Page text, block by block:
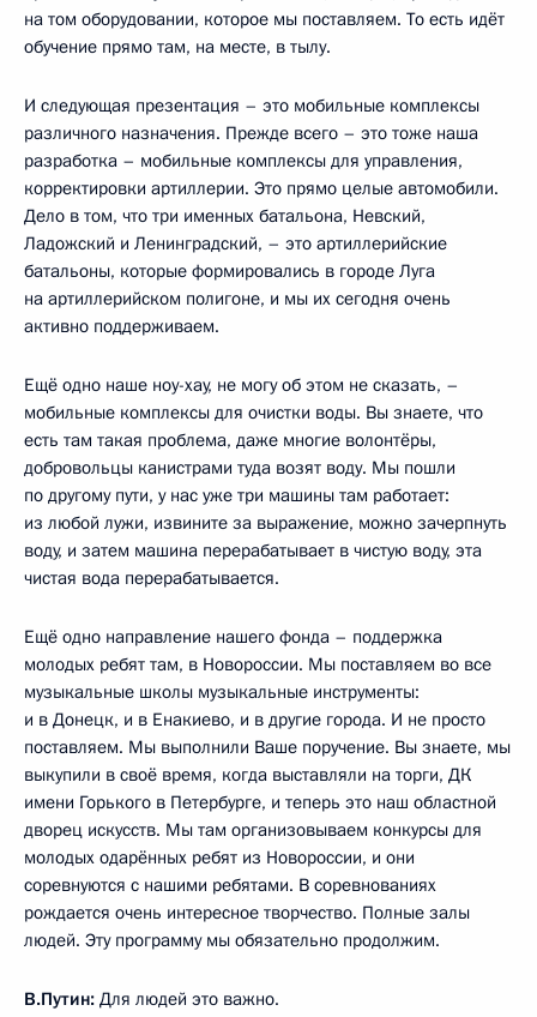
на том оборудовании, которое мы поставляем. То есть идёт
обучение прямо там, на месте, в тылу.
И следующая презентация – это мобильные комплексы
различного назначения. Прежде всего – это тоже наша
разработка – мобильные комплексы для управления,
корректировки артиллерии. Это прямо целые автомобили.
Дело в том, что три именных батальона, Невский,
Ладожский и Ленинградский, – это артиллерийские
батальоны, которые формировались в городе Луга
на артиллерийском полигоне, и мы их сегодня очень
активно поддерживаем.
Ещё одно наше ноу-хау, не могу об этом не сказать, –
мобильные комплексы для очистки воды. Вы знаете, что
есть там такая проблема, даже многие волонтёры,
добровольцы канистрами туда возят воду. Мы пошли
по другому пути, у нас уже три машины там работает:
из любой лужи, извините за выражение, можно зачерпнуть
воду, и затем машина перерабатывает в чистую воду, эта
чистая вода перерабатывается.
Ещё одно направление нашего фонда – поддержка
молодых ребят там, в Новороссии. Мы поставляем во все
музыкальные школы музыкальные инструменты:
и в Донецк, и в Енакиево, и в другие города. И не просто
поставляем. Мы выполнили Ваше поручение. Вы знаете, мы
выкупили в своё время, когда выставляли на торги, ДК
имени Горького в Петербурге, и теперь это наш областной
дворец искусств. Мы там организовываем конкурсы для
молодых одарённых ребят из Новороссии, и они
соревнуются с нашими ребятами. В соревнованиях
рождается очень интересное творчество. Полные залы
людей. Эту программу мы обязательно продолжим.
В.Путин: Для людей это важно.